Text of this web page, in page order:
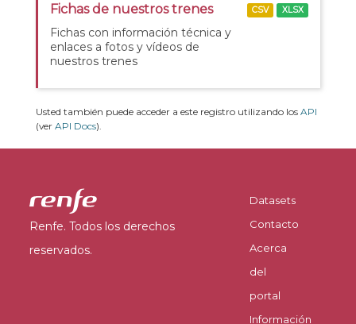
Fichas de nuestros trenes
Fichas con información técnica y
enlaces a fotos y vídeos de
nuestros trenes
CSV XLSX
Usted también puede acceder a este registro utilizando los API
(ver API Docs).
Renfe. Todos los derechos
reservados.
Datasets
Contacto
Acerca
del
portal
Información